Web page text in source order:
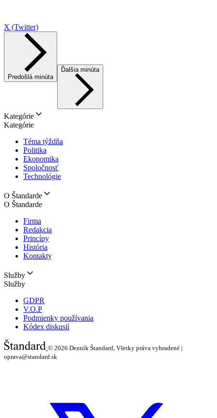
X (Twitter)
Predošlá minúta
Ďalšia minúta
Kategórie
Kategórie
Téma týždňa
Politika
Ekonomika
Spoločnosť
Technológie
O Štandarde
O Štandarde
Firma
Redakcia
Princípy
História
Kontakty
Služby
Služby
GDPR
V.O.P
Podmienky používania
Kódex diskusií
© 2026 Denník Štandard, Všetky práva vyhradené |
oprava@standard.sk